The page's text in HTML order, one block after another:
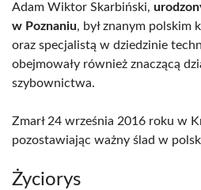
Adam Wiktor Skarbiński,
w Poznaniu, był znanym
oraz specjalistą w dziedzinie
obejmowały również znaczącą
szybownictwa.
Zmarł 24 września 2016 roku w
pozostawiając ważny ślad w
Życiorys